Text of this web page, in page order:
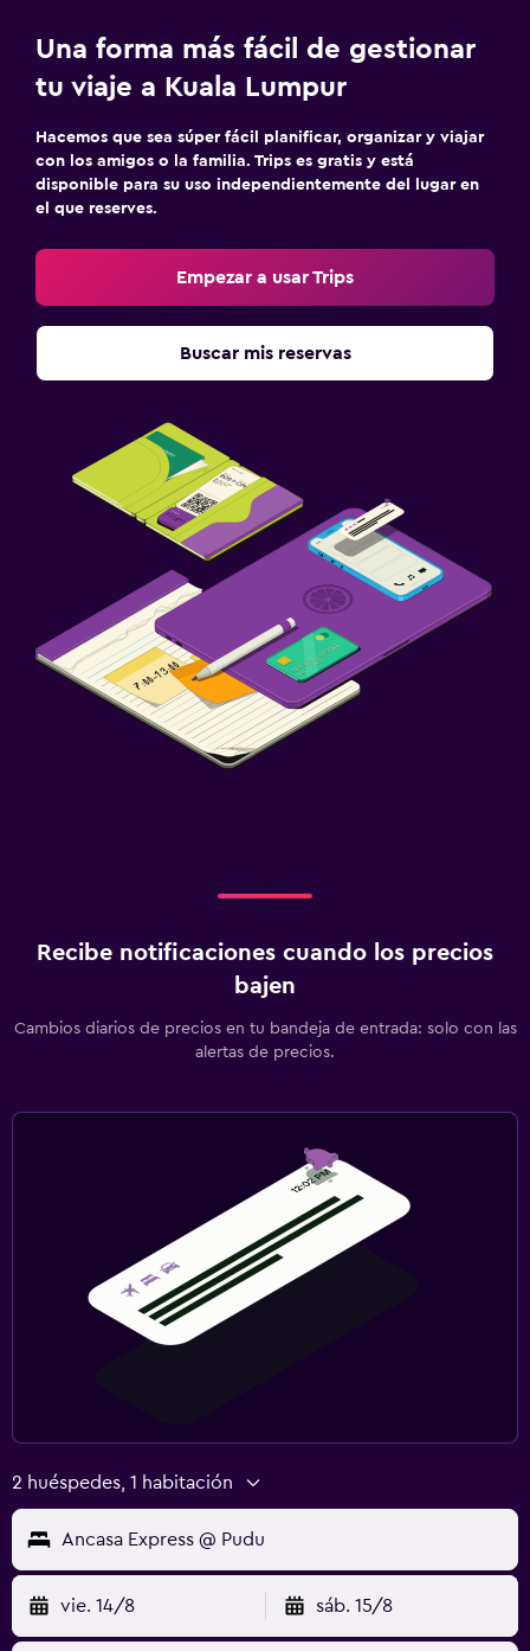
Una forma más fácil de gestionar
tu viaje a Kuala Lumpur
Hacemos que sea súper fácil planificar, organizar y viajar
con los amigos o la familia. Trips es gratis y está
disponible para su uso independientemente del lugar en
el que reserves.
Empezar a usar Trips
Buscar mis reservas
Recibe notificaciones cuando los precios
bajen
Cambios diarios de precios en tu bandeja de entrada: solo con las
alertas de precios.
2 huéspedes, 1 habitación
Ancasa Express @ Pudu
vie. 14/8 sáb. 15/8